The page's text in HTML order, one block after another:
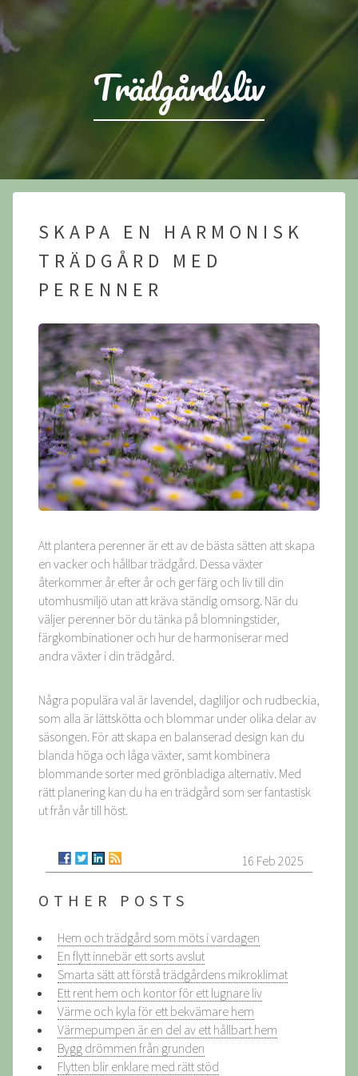
Trädgårdsliv
SKAPA EN HARMONISK
TRÄDGÅRD MED
PERENNER
Att plantera perenner är ett av de bästa sätten att skapa
en vacker och hållbar trädgård. Dessa växter
återkommer år efter år och ger färg och liv till din
utomhusmiljö utan att kräva ständig omsorg. När du
väljer perenner bör du tänka på blomningstider,
färgkombinationer och hur de harmoniserar med
andra växter i din trädgård.
Några populära val är lavendel, dagliljor och rudbeckia,
som alla är lättskötta och blommar under olika delar av
säsongen. För att skapa en balanserad design kan du
blanda höga och låga växter, samt kombinera
blommande sorter med grönbladiga alternativ. Med
rätt planering kan du ha en trädgård som ser fantastisk
ut från vår till höst.
16 Feb 2025
OTHER POSTS
Hem och trädgård som möts i vardagen
En flytt innebär ett sorts avslut
Smarta sätt att förstå trädgårdens mikroklimat
Ett rent hem och kontor för ett lugnare liv
Värme och kyla för ett bekvämare hem
Värmepumpen är en del av ett hållbart hem
Bygg drömmen från grunden
Flytten blir enklare med rätt stöd